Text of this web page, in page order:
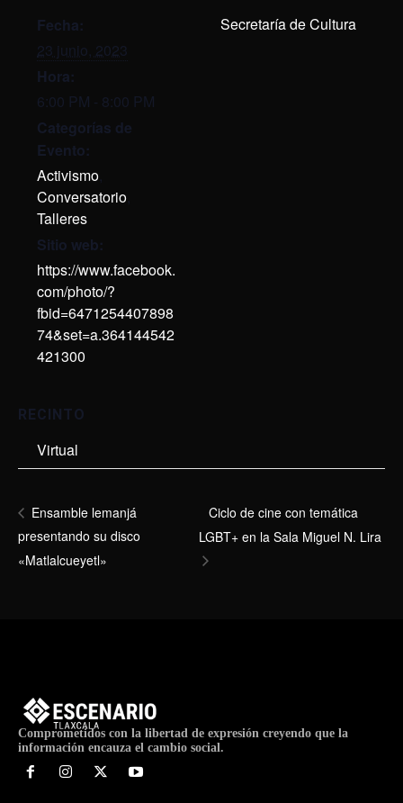
Fecha:
23 junio, 2023
Hora:
6:00 PM - 8:00 PM
Categorías de
Evento:
Activismo,
Conversatorio,
Talleres
Sitio web:
https://www.facebook.
com/photo/?
fbid=6471254407898
74&set=a.364144542
421300
RECINTO
Virtual
Secretaría de Cultura
Ensamble lemanjá
presentando su disco
«Matlalcueyetl»
Ciclo de cine con temática
LGBT+ en la Sala Miguel N. Lira
Comprometidos con la libertad de expresión creyendo que la
información encauza el cambio social.